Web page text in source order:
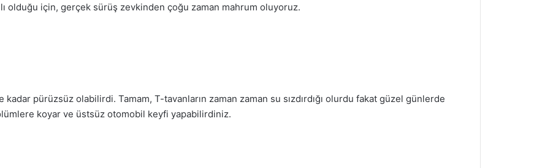
olduğu için, gerçek sürüş zevkinden çoğu zaman mahrum oluyoruz.
pürüzsüz olabilirdi. Tamam, T-tavanların zaman zaman su sızdırdığı olurdu fakat güzel günlerde
koyar ve üstsüz otomobil keyfi yapabilirdiniz.